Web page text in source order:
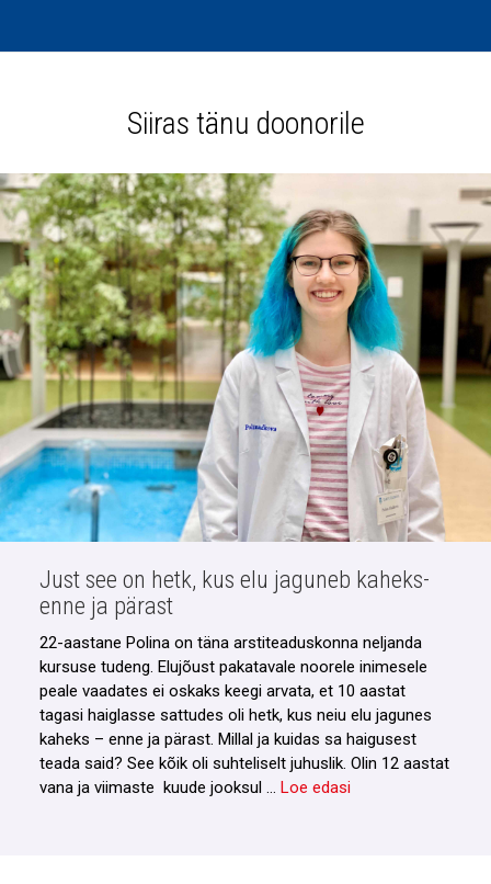
Siiras tänu doonorile
Just see on hetk, kus elu jaguneb kaheks-
enne ja pärast
22-aastane Polina on täna arstiteaduskonna neljanda
kursuse tudeng. Elujõust pakatavale noorele inimesele
peale vaadates ei oskaks keegi arvata, et 10 aastat
tagasi haiglasse sattudes oli hetk, kus neiu elu jagunes
kaheks – enne ja pärast. Millal ja kuidas sa haigusest
teada said? See kõik oli suhteliselt juhuslik. Olin 12 aastat
vana ja viimaste kuude jooksul … Loe edasi